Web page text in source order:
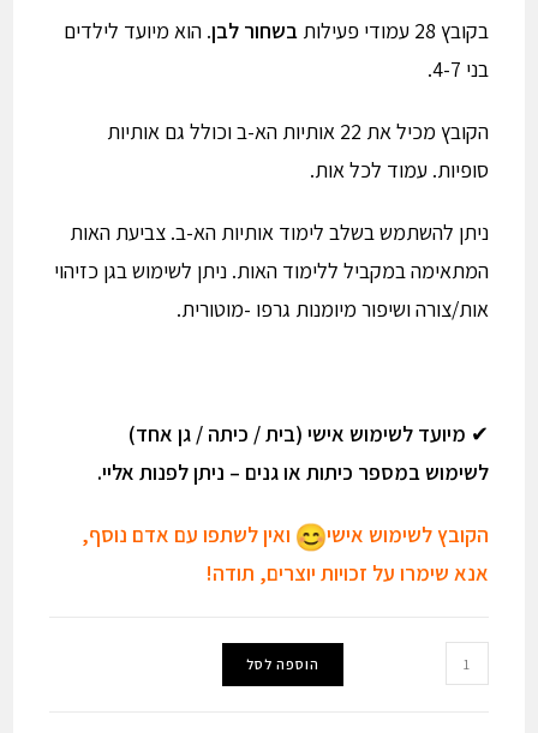
בקובץ 28 עמודי פעילות בשחור לבן. הוא מיועד לילדים
בני 4-7.
הקובץ מכיל את 22 אותיות הא-ב וכולל גם אותיות
סופיות. עמוד לכל אות.
ניתן להשתמש בשלב לימוד אותיות הא-ב. צביעת האות
המתאימה במקביל ללימוד האות. ניתן לשימוש בגן כזיהוי
אות/צורה ושיפור מיומנות גרפו -מוטורית.
✔ מיועד לשימוש אישי (בית / כיתה / גן אחד)
לשימוש במספר כיתות או גנים – ניתן לפנות אליי.
הקובץ לשימוש אישי
ואין לשתפו עם אדם נוסף,
אנא שימרו על זכויות יוצרים, תודה!
כמות
של
הוספה לסל